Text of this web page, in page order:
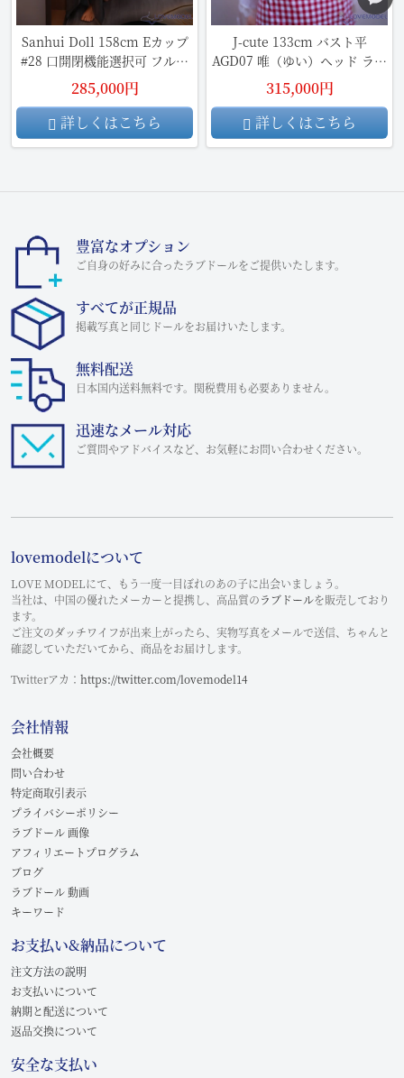
Sanhui Doll 158cm Eカップ
#28 口開閉機能選択可 フルシ
リコン製ラブドール
285,000円
詳しくはこちら
J-cute 133cm バスト平
AGD07 唯（ゆい）ヘッド ラブ
ドール フルシリコン製
315,000円
詳しくはこちら
豊富なオプション
ご自身の好みに合ったラブドールをご提供いたします。
すべてが正規品
掲載写真と同じドールをお届けいたします。
無料配送
日本国内送料無料です。関税費用も必要ありません。
迅速なメール対応
ご質問やアドバイスなど、お気軽にお問い合わせください。
lovemodelについて
LOVE MODELにて、もう一度一目ぼれのあの子に出会いましょう。
当社は、中国の優れたメーカーと提携し、高品質のラブドールを販売しており
ます。
ご注文のダッチワイフが出来上がったら、実物写真をメールで送信、ちゃんと
確認していただいてから、商品をお届けします。
Twitterアカ： https://twitter.com/lovemodel14
会社情報
会社概要
問い合わせ
特定商取引表示
プライバシーポリシー
ラブドール 画像
アフィリエートプログラム
ブログ
ラブドール 動画
キーワード
お支払い&納品について
注文方法の説明
お支払いについて
納期と配送について
返品交換について
安全な支払い